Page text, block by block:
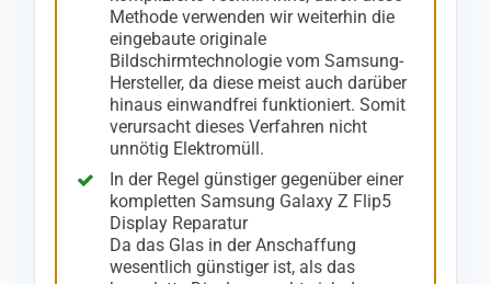
Methode verwenden wir weiterhin die
eingebaute originale
Bildschirmtechnologie vom Samsung-
Hersteller, da diese meist auch darüber
hinaus einwandfrei funktioniert. Somit
verursacht dieses Verfahren nicht
unnötig Elektromüll.
In der Regel günstiger gegenüber einer
kompletten Samsung Galaxy Z Flip5
Display Reparatur
Da das Glas in der Anschaffung
wesentlich günstiger ist, als das